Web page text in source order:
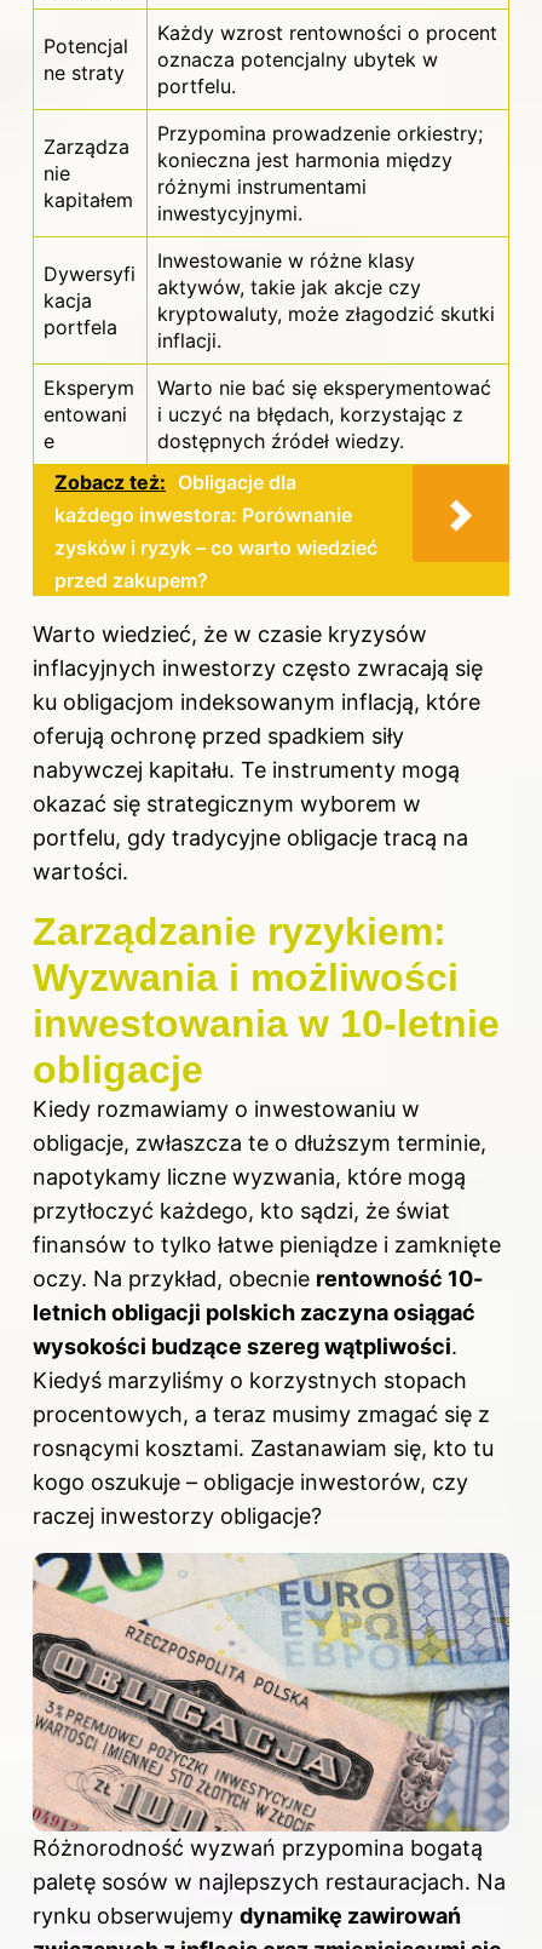
Potencjal
ne straty
Każdy wzrost rentowności o procent
oznacza potencjalny ubytek w
portfelu.
Zarządza
nie
kapitałem
Przypomina prowadzenie orkiestry;
konieczna jest harmonia między
różnymi instrumentami
inwestycyjnymi.
Dywersyfi
kacja
portfela
Inwestowanie w różne klasy
aktywów, takie jak akcje czy
kryptowaluty, może złagodzić skutki
inflacji.
Eksperym
entowani
e
Warto nie bać się eksperymentować
i uczyć na błędach, korzystając z
dostępnych źródeł wiedzy.
Zobacz też: Obligacje dla
każdego inwestora: Porównanie
zysków i ryzyk – co warto wiedzieć
przed zakupem?
Warto wiedzieć, że w czasie kryzysów
inflacyjnych inwestorzy często zwracają się
ku obligacjom indeksowanym inflacją, które
oferują ochronę przed spadkiem siły
nabywczej kapitału. Te instrumenty mogą
okazać się strategicznym wyborem w
portfelu, gdy tradycyjne obligacje tracą na
wartości.
Zarządzanie ryzykiem:
Wyzwania i możliwości
inwestowania w 10-letnie
obligacje
Kiedy rozmawiamy o inwestowaniu w
obligacje, zwłaszcza te o dłuższym terminie,
napotykamy liczne wyzwania, które mogą
przytłoczyć każdego, kto sądzi, że świat
finansów to tylko łatwe pieniądze i zamknięte
oczy. Na przykład, obecnie rentowność 10-
letnich obligacji polskich zaczyna osiągać
wysokości budzące szereg wątpliwości.
Kiedyś marzyliśmy o korzystnych stopach
procentowych, a teraz musimy zmagać się z
rosnącymi kosztami. Zastanawiam się, kto tu
kogo oszukuje – obligacje inwestorów, czy
raczej inwestorzy obligacje?
Różnorodność wyzwań przypomina bogatą
paletę sosów w najlepszych restauracjach. Na
rynku obserwujemy dynamikę zawirowań